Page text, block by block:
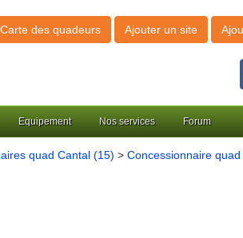
Carte des quadeurs Ajouter un site
Equipement Nos services Forum
quad Cantal (15) > Concessionnaire